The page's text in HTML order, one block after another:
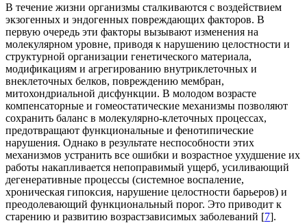
В течение жизни организмы сталкиваются с воздействием
экзогенных и эндогенных повреждающих факторов. В
первую очередь эти факторы вызывают изменения на
молекулярном уровне, приводя к нарушению целостности и
структурной организации генетического материала,
модификациям и агрегированию внутриклеточных и
внеклеточных белков, повреждению мембран,
митохондриальной дисфункции. В молодом возрасте
компенсаторные и гомеостатические механизмы позволяют
сохранить баланс в молекулярно-клеточных процессах,
предотвращают функциональные и фенотипические
нарушения. Однако в результате неспособности этих
механизмов устранить все ошибки и возрастное ухудшение их
работы накапливается непоправимый ущерб, усиливающий
дегенеративные процессы (системное воспаление,
хроническая гипоксия, нарушение целостности барьеров) и
преодолевающий функциональный порог. Это приводит к
старению и развитию возрастзависимых заболеваний [7].